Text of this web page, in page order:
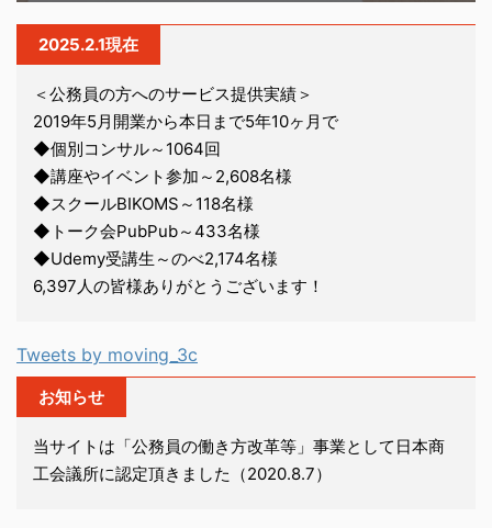
2025.2.1現在
＜公務員の方へのサービス提供実績＞
2019年5月開業から本日まで5年10ヶ月で
◆個別コンサル～1064回
◆講座やイベント参加～2,608名様
◆スクールBIKOMS～118名様
◆トーク会PubPub～433名様
◆Udemy受講生～のべ2,174名様
6,397人の皆様ありがとうございます！
Tweets by moving_3c
お知らせ
当サイトは「公務員の働き方改革等」事業として日本商
工会議所に認定頂きました（2020.8.7）